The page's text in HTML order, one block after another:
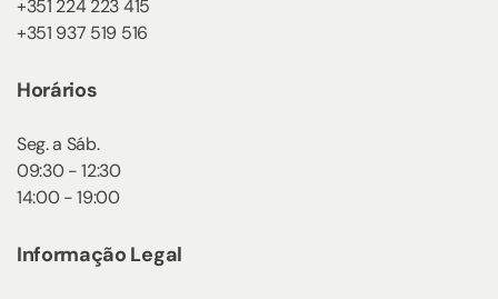
+351 224 223 415
+351 937 519 516
Horários
Seg. a Sáb.
09:30 - 12:30
14:00 - 19:00
Informação Legal